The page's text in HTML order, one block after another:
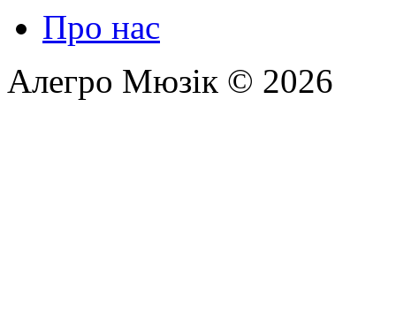
Про нас
Алегро Мюзік © 2026